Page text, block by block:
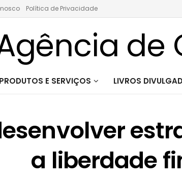
Política de Privacidade
PRODUTOS E SERVIÇOS LIVROS
a liberdade